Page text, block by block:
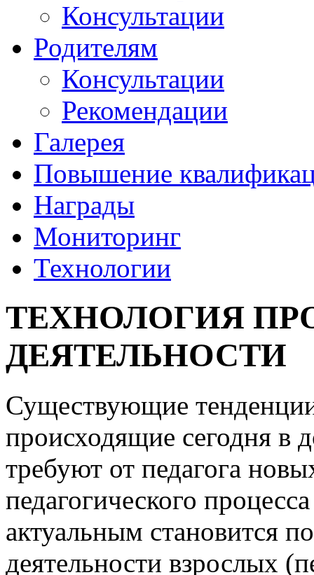
Консультации
Родителям
Консультации
Рекомендации
Галерея
Повышение
Награды
Мониторинг
Технологии
ТЕХНОЛОГИЯ
ДЕЯТЕЛЬНОСТИ
Существующие
происходящие сегодня в
требуют от педагога
педагогического
актуальным становится
деятельности взрослых